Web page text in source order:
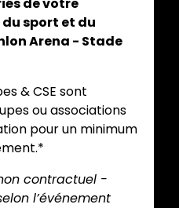
sport et du
Arena - Stade
& CSE sont
ou associations
pour un minimum
contractuel -
l’événement